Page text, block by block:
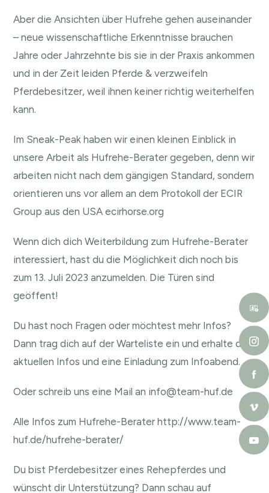
Aber die Ansichten über Hufrehe gehen auseinander
– neue wissenschaftliche Erkenntnisse brauchen
Jahre oder Jahrzehnte bis sie in der Praxis ankommen
und in der Zeit leiden Pferde & verzweifeln
Pferdebesitzer, weil ihnen keiner richtig weiterhelfen
kann.
Im Sneak-Peak haben wir einen kleinen Einblick in
unsere Arbeit als Hufrehe-Berater gegeben, denn wir
arbeiten nicht nach dem gängigen Standard, sondern
orientieren uns vor allem an dem Protokoll der ECIR
Group aus den USA ecirhorse.org
Wenn dich dich Weiterbildung zum Hufrehe-Berater
interessiert, hast du die Möglichkeit dich noch bis
zum 13. Juli 2023 anzumelden. Die Türen sind
geöffent!
Du hast noch Fragen oder möchtest mehr Infos?
Dann trag dich auf derWarteliste ein und erhalte die
aktuellen Infos und eine Einladung zum Infoabend.
Oder schreib uns eine Mail an info@team-huf.de
Alle Infos zum Hufrehe-Beraterhttp://www.team-
huf.de/hufrehe-berater/
Du bist Pferdebesitzer eines Rehepferdes und
wünscht dir Unterstützung? Dann schau auf